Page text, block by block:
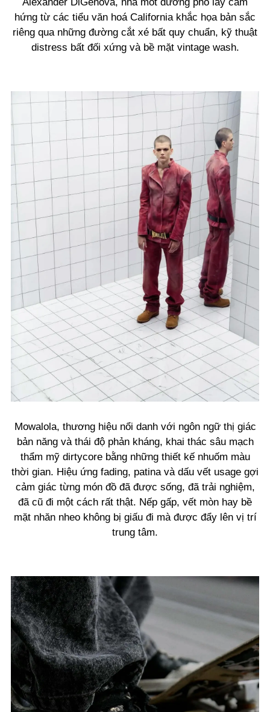
Alexander DiGenova, nhà mốt đường phố lấy cảm
hứng từ các tiểu văn hoá California khắc họa bản sắc
riêng qua những đường cắt xé bất quy chuẩn, kỹ thuật
distress bất đối xứng và bề mặt vintage wash.
Mowalola, thương hiệu nổi danh với ngôn ngữ thị giác
bản năng và thái độ phản kháng, khai thác sâu mạch
thẩm mỹ dirtycore bằng những thiết kế nhuốm màu
thời gian. Hiệu ứng fading, patina và dấu vết usage gợi
cảm giác từng món đồ đã được sống, đã trải nghiệm,
đã cũ đi một cách rất thật. Nếp gấp, vết mòn hay bề
mặt nhăn nheo không bị giấu đi mà được đẩy lên vị trí
trung tâm.